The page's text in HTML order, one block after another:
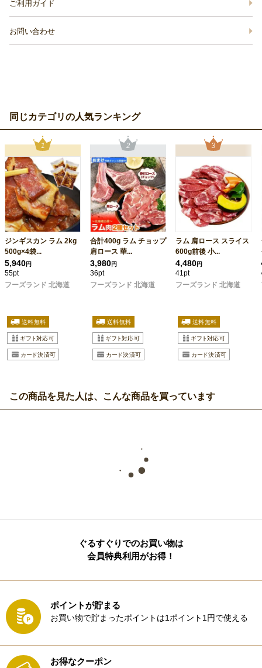
ご利用ガイド
お問い合わせ
同じカテゴリの人気ランキング
ジンギスカン ラム 2kg
500g×4袋...
5,940円
55pt
フーズランド 北海道
合計400g ラム チョップ
肩ロース 華...
3,980円
36pt
フーズランド 北海道
ラム 肩ロース スライス
600g前後 小...
4,480円
41pt
フーズランド 北海道
この商品を見た人は、こんな商品を買っています
ぐるすぐりでのお買い物は
会員特典利用がお得！
ポイントが貯まる
お買い物で貯まったポイントは1ポイント1円で使える
お得なクーポン